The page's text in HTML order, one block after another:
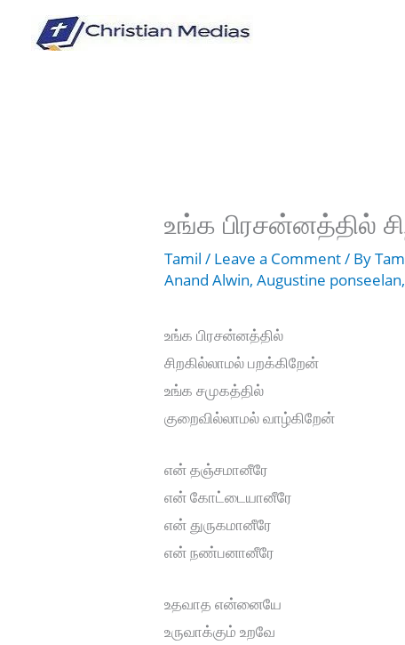
உங்க பிரசன்னத்தில்
Tamil / Leave a Comment/ By
Anand Alwin,Augustine ponseelan,
உங்க பிரசன்னத்தில்
சிறகில்லாமல் பறக்கிறேன்
உங்க சமுகத்தில்
குறைவில்லாமல் வாழ்கிறேன்
என் தஞ்சமானீரே
என் கோட்டையானீரே
என் துருகமானீரே
என் நண்பனானீரே
உதவாத என்னையே
உருவாக்கும் உறவே